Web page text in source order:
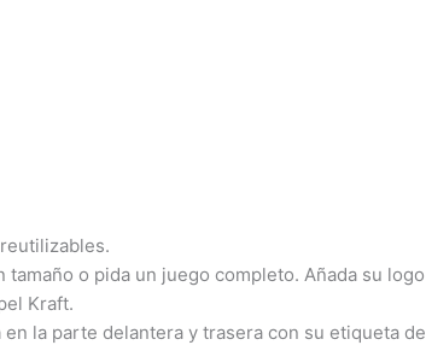
tamaño o pida un juego completo. Añada su logo
Kraft.
en la parte delantera y trasera con su etiqueta de